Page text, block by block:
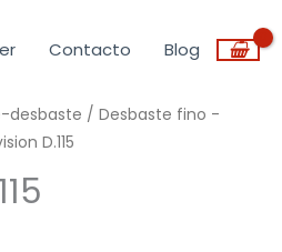
Contacto Blog
desbaste /Desbaste fino -
D.115